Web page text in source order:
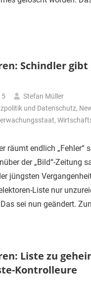
Schindler gibt
Stefan Müller
und Datenschutz,
,
räumt endlich „Fehler“
der „Bild“-Zeitung
jüngsten
Liste nur
sei nun geändert.
Liste zu
Kontrolleure